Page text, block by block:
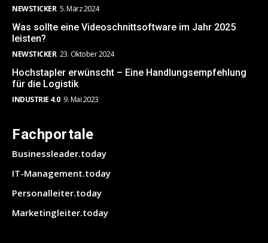
NEWSTICKER 5. März 2024
Was sollte eine Videoschnittsoftware im Jahr 2025
leisten?
NEWSTICKER 23. Oktober 2024
Hochstapler erwünscht – Eine Handlungsempfehlung
für die Logistik
INDUSTRIE 4.0 9. Mai 2023
Fachportale
Businessleader.today
IT-Management.today
Personalleiter.today
Marketingleiter.today